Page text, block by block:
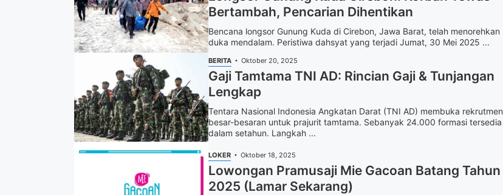
Bertambah, Pencarian Dihentikan
Bencana longsor Gunung Kuda di Cirebon, Jawa Barat, telah menorehkan
duka mendalam. Peristiwa dahsyat yang terjadi Jumat, 30 Mei 2025 ...
BERITA Oktober 20, 2025
Gaji Tamtama TNI AD: Rincian Gaji & Tunjangan
Lengkap
Tentara Nasional Indonesia Angkatan Darat (TNI AD) membuka rekrutmen
besar-besaran untuk prajurit tamtama. Sebanyak 24.000 formasi tersedia
dalam setahun. Langkah ...
LOKER Oktober 18, 2025
Lowongan Pramusaji Mie Gacoan Batang Tahun
2025 (Lamar Sekarang)